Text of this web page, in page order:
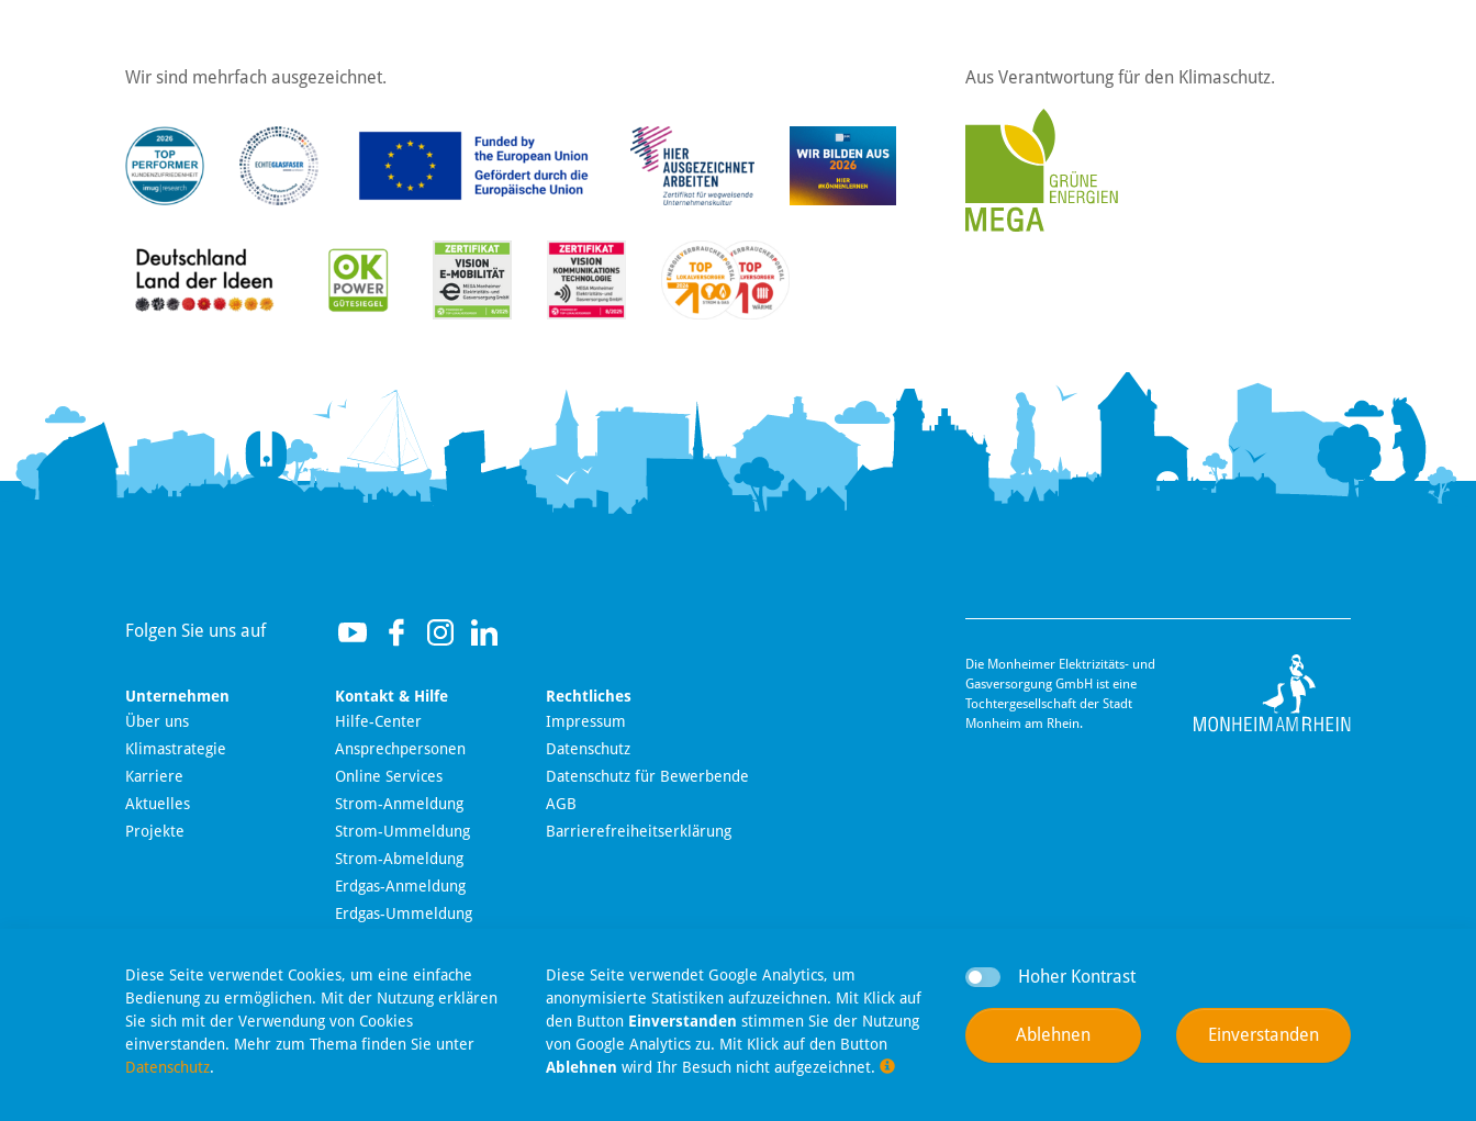
Wir sind mehrfach ausgezeichnet. Aus Verantwortung für den Klimaschutz.
Folgen Sie uns auf
Unternehmen
Über uns
Klimastrategie
Karriere
Aktuelles
Projekte
Kontakt & Hilfe
Hilfe-Center
Ansprechpersonen
Online Services
Strom-Anmeldung
Strom-Ummeldung
Strom-Abmeldung
Erdgas-Anmeldung
Erdgas-Ummeldung
Online-Kündigung
Online-Widerruf
SEPA-Lastschriftmandat
Rechtliches
Impressum
Datenschutz
Datenschutz für Bewerbende
AGB
Barrierefreiheitserklärung
Die Monheimer Elektrizitäts- und
Gas­versorgung GmbH ist eine
Tochter­gesellschaft der Stadt
Monheim am Rhein.
Diese Seite verwendet Cookies, um eine einfache
Bedienung zu ermöglichen. Mit der Nutzung erklären
Sie sich mit der Verwendung von Cookies
einverstanden. Mehr zum Thema finden Sie unter
Datenschutz.
Diese Seite verwendet Google Analytics, um
anonymisierte Statistiken aufzuzeichnen. Mit Klick auf
den Button Einverstanden stimmen Sie der Nutzung
von Google Analytics zu. Mit Klick auf den Button
Ablehnen wird Ihr Besuch nicht aufgezeichnet.
Hoher Kontrast
Ablehnen Einverstanden
Wir nutzen Langdock zur Bereitstellung eines KI-
Chatbots. Mit dem Laden des Chatbots erklären Sie
sich mit derDatenschutzerklärung von Langdock
einverstanden.
Nachricht senden
Dieser Chatbot basiert auf Künstlicher Intelligenz (KI). KI-
generierte Antworten können Fehler enthalten. Weitere
Informationen zur Nutzung finden Sie unter